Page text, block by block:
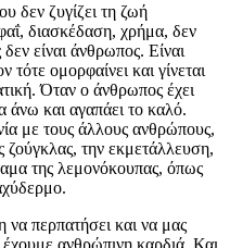
δεν ζυγίζει τη ζωή
διασκέδαση, χρήμα, δεν
είναι άνθρωπος. Είναι
ομορφαίνει και γίνεται
Όταν ο άνθρωπος έχει
άνω και αγαπάει το καλό.
με τους άλλους ανθρώπους,
ζούγκλας, την εκμετάλλευση,
της λεμονόκουπας, όπως
περπατήσει και να μας
ανθρώπινη καρδιά. Και